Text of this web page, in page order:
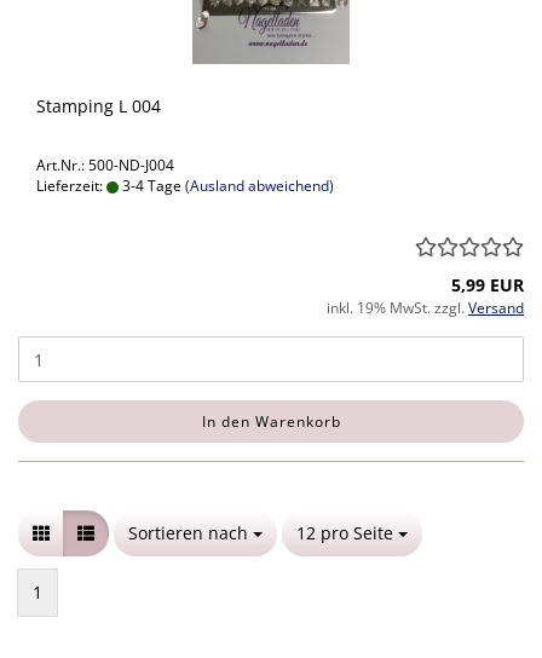
Stamping L 004
Art.Nr.: 500-ND-J004
Lieferzeit:
3-4 Tage(Ausland abweichend)
5,99 EUR
inkl. 19% MwSt. zzgl.Versand
In den Warenkorb
Sortieren nach
Sortieren nach 12 pro Seite
pro Seite
1